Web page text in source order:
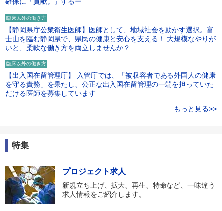
確保に「貢献。」するー
臨床以外の働き方
【静岡県庁公衆衛生医師】医師として、地域社会を動かす選択。富
士山を臨む静岡県で、県民の健康と安心を支える！ 大規模なやりが
いと、柔軟な働き方を両立しませんか？
臨床以外の働き方
【出入国在留管理庁】 入管庁では、「被収容者である外国人の健康
を守る責務」を果たし、公正な出入国在留管理の一端を担っていた
だける医師を募集しています
もっと見る>>
特集
プロジェクト求人
新規立ち上げ、拡大、再生、特命など、一味違う
求人情報をご紹介します。